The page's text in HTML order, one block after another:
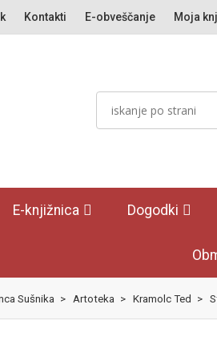
Kontakti E-obveščanje Moja
E-knjižnica Dogodki
Sušnika > Artoteka > Kramolc Ted >